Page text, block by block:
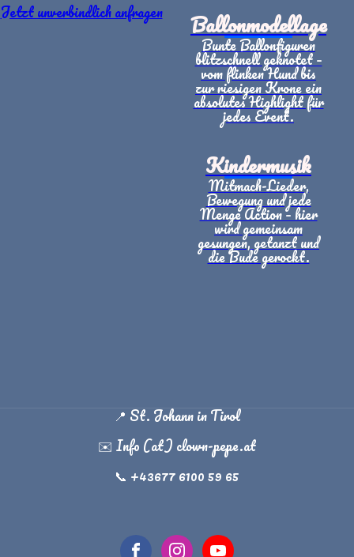
Jetzt unverbindlich anfragen
Ballonmodellage
Bunte Ballonfiguren
blitzschnell geknotet –
vom flinken Hund bis
zur riesigen Krone ein
absolutes Highlight für
jedes Event.
Kindermusik
Mitmach-Lieder,
Bewegung und jede
Menge Action – hier
wird gemeinsam
gesungen, getanzt und
die Bude gerockt.
📍 St. Johann in Tirol
✉️ Info (at) clown-pepe.at
📞 +43677 6100 59 65